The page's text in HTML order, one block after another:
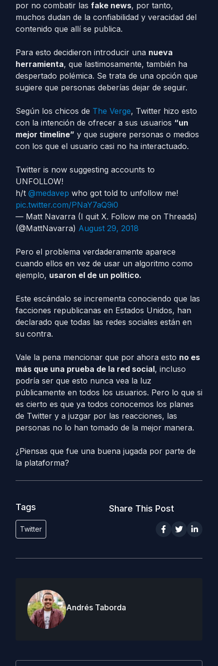
por no combatir las fake news, por tanto,
muchos dudan de la confiabilidad y veracidad del
contenido que allí se publica.
Para esto decidieron introducir una nueva
herramienta, que lastimosamente, también ha
despertado polémica. Se trata de una opción que
sugiere que personas deberías dejar de seguir.
Según los chicos de The Verge, Twitter hizo esto
con la intención de ofrecer a sus usuarios “un
mejor timeline” y que sugiere personas o medios
con los que el usuario casi no ha interactuado.
Twitter is now suggesting accounts to
UNFOLLOW!
h/t @medavep who got told to unfollow me!
pic.twitter.com/PNaY7aQ9i0
— Matt Navarra (I quit X. Follow me on Threads)
(@MattNavarra) August 29, 2018
Pero el problema verdaderamente aparece
cuando ellos en vez de usar un algoritmo como
ejemplo, usaron el de un político.
Este escándalo se incrementa conociendo que las
facciones republicanas en Estados Unidos, han
declarado que todas las redes sociales están en
su contra.
Vale la pena mencionar que por ahora esto no es
más que una prueba de la red social, incluso
podría ser que esto nunca vea la luz
públicamente en todos los usuarios. Pero lo que si
es cierto es que ya todos conocemos los planes
de Twitter y a juzgar por las reacciones, las
personas no lo han tomado de la mejor manera.
¿Piensas que fue una buena jugada por parte de
la plataforma?
Tags
Twitter
Share This Post
Andrés Taborda